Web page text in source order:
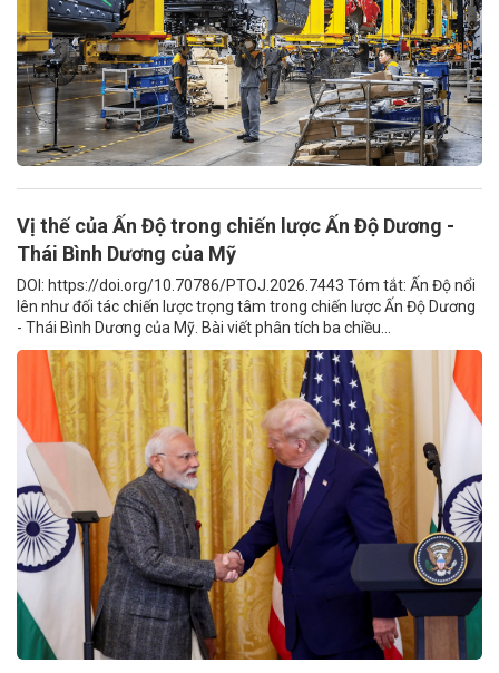
Vị thế của Ấn Độ trong chiến lược Ấn Độ Dương -
Thái Bình Dương của Mỹ
DOI: https://doi.org/10.70786/PTOJ.2026.7443 Tóm tắt: Ấn Độ nổi
lên như đối tác chiến lược trọng tâm trong chiến lược Ấn Độ Dương
- Thái Bình Dương của Mỹ. Bài viết phân tích ba chiều...